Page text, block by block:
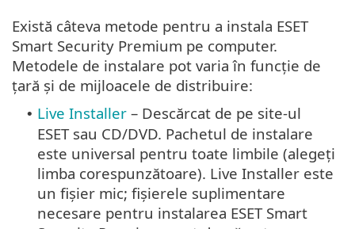
Există câteva metode pentru a instala ESET
Smart Security Premium pe computer.
Metodele de instalare pot varia în funcție de
țară și de mijloacele de distribuire:
• Live Installer – Descărcat de pe site-ul
ESET sau CD/DVD. Pachetul de instalare
este universal pentru toate limbile (alegeți
limba corespunzătoare). Live Installer este
un fișier mic; fișierele suplimentare
necesare pentru instalarea ESET Smart